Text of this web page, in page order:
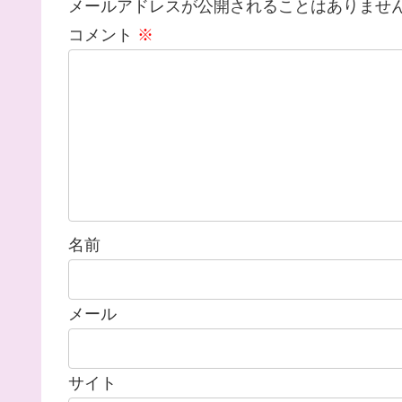
メールアドレスが公開されることはありませ
コメント ※
名前
メール
サイト